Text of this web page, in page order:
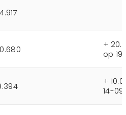
+
op
+
14-